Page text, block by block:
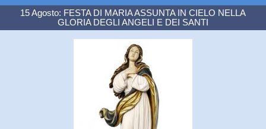
15 Agosto: FESTA DI MARIA ASSUNTA IN CIELO NELLA
GLORIA DEGLI ANGELI E DEI SANTI